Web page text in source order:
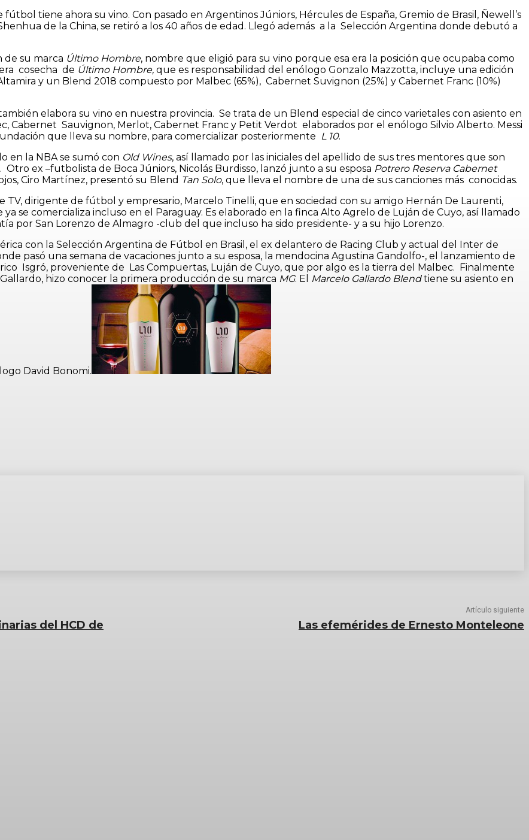
tiene ahora su vino. Con pasado en Argentinos Júniors, Hércules de España, Gremio de Brasil, Ñewell’s
de la China, se retiró a los 40 años de edad. Llegó además a la Selección Argentina donde debutó a
de su marca Último Hombre, nombre que eligió para su vino porque esa era la posición que ocupaba como
cosecha de Último Hombre, que es responsabilidad del enólogo Gonzalo Mazzotta, incluye una edición
y un Blend 2018 compuesto por Malbec (65%), Cabernet Suvignon (25%) y Cabernet Franc (10%)
elabora su vino en nuestra provincia. Se trata de un Blend especial de cinco varietales con asiento en
Cabernet Sauvignon, Merlot, Cabernet Franc y Petit Verdot elaborados por el enólogo Silvio Alberto. Messi
que lleva su nombre, para comercializar posteriormente L 10.
en la NBA se sumó con Old Wines, así llamado por las iniciales del apellido de sus tres mentores que son
ex –futbolista de Boca Júniors, Nicolás Burdisso, lanzó junto a su esposa Potrero Reserva Cabernet
Ciro Martínez, presentó su Blend Tan Solo, que lleva el nombre de una de sus canciones más conocidas.
dirigente de fútbol y empresario, Marcelo Tinelli, que en sociedad con su amigo Hernán De Laurenti,
se comercializa incluso en el Paraguay. Es elaborado en la finca Alto Agrelo de Luján de Cuyo, así llamado
por San Lorenzo de Almagro -club del que incluso ha sido presidente- y a su hijo Lorenzo.
con la Selección Argentina de Fútbol en Brasil, el ex delantero de Racing Club y actual del Inter de
pasó una semana de vacaciones junto a su esposa, la mendocina Agustina Gandolfo-, el lanzamiento de
Isgró, proveniente de Las Compuertas, Luján de Cuyo, que por algo es la tierra del Malbec. Finalmente
hizo conocer la primera producción de su marca MG. El Marcelo Gallardo Blendtiene su asiento en
David Bonomi.
del HCD de
Artículo siguiente
Las efemérides de Ernesto Monteleone